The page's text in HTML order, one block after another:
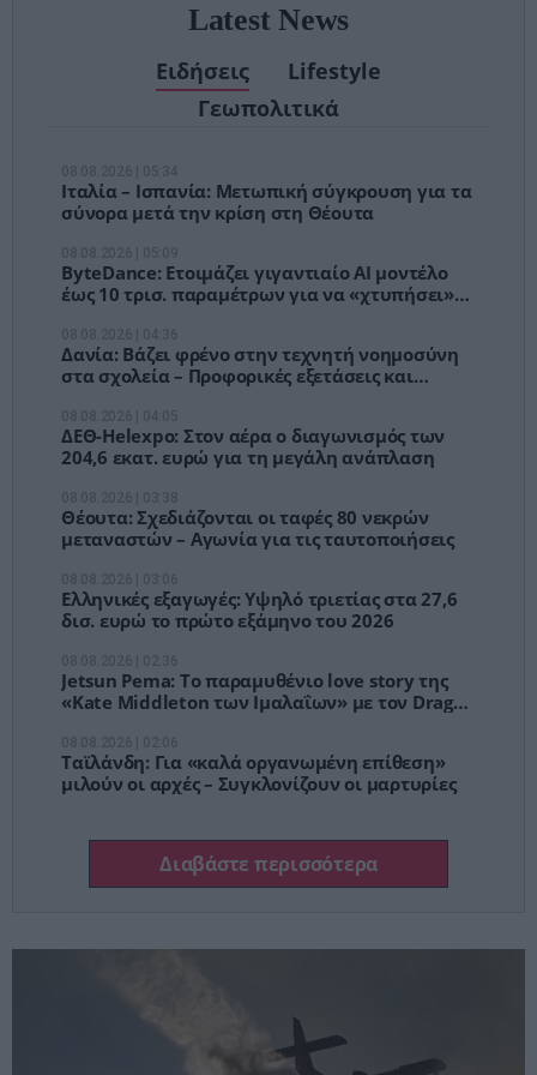
Latest News
Ειδήσεις
Lifestyle
Γεωπολιτικά
Ιταλία – Ισπανία: Μετωπική σύγκρουση για τα
σύνορα μετά την κρίση στη Θέουτα
ByteDance: Ετοιμάζει γιγαντιαίο AI μοντέλο
έως 10 τρισ. παραμέτρων για να «χτυπήσει»
Δανία: Βάζει φρένο στην τεχνητή νοημοσύνη
στα σχολεία – Προφορικές εξετάσεις και
ΔΕΘ-Helexpo: Στον αέρα ο διαγωνισμός των
204,6 εκατ. ευρώ για τη μεγάλη ανάπλαση
Θέουτα: Σχεδιάζονται οι ταφές 80 νεκρών
μεταναστών – Αγωνία για τις ταυτοποιήσεις
Ελληνικές εξαγωγές: Υψηλό τριετίας στα 27,6
δισ. ευρώ το πρώτο εξάμηνο του 2026
Jetsun Pema: Το παραμυθένιο love story της
«Kate Middleton των Ιμαλαΐων» με τον Dragon
Ταϊλάνδη: Για «καλά οργανωμένη επίθεση»
μιλούν οι αρχές – Συγκλονίζουν οι μαρτυρίες
Διαβάστε περισσότερα